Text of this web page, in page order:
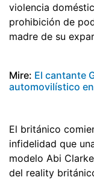
violencia
prohibición de
madre de su
Mire: El cantante
automovilístico
El británico
infidelidad que
modelo Abi
del reality